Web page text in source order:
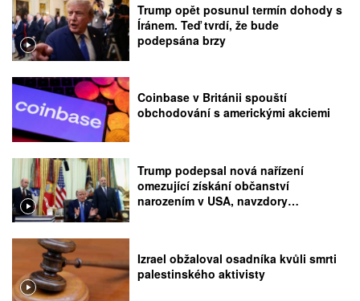
Trump opět posunul termín dohody s
Íránem. Teď tvrdí, že bude
podepsána brzy
Coinbase v Británii spouští
obchodování s americkými akciemi
Trump podepsal nová nařízení
omezující získání občanství
narozením v USA, navzdory
Izrael obžaloval osadníka kvůli smrti
palestinského aktivisty